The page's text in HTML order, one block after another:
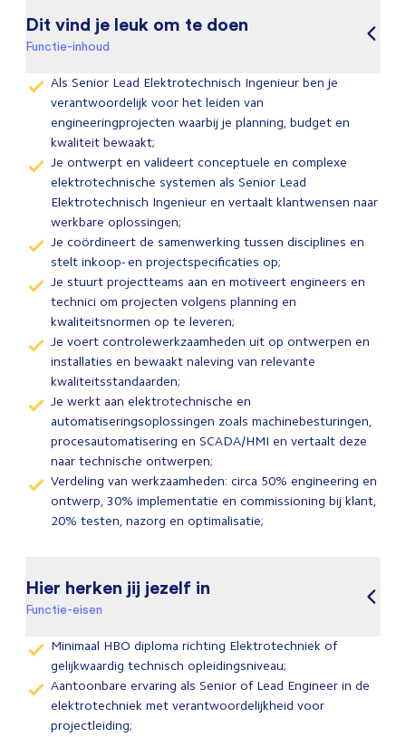
Dit vind je leuk om te doen
Functie-inhoud
Als Senior Lead Elektrotechnisch Ingenieur ben je
verantwoordelijk voor het leiden van
engineeringprojecten waarbij je planning, budget en
kwaliteit bewaakt;
Je ontwerpt en valideert conceptuele en complexe
elektrotechnische systemen als Senior Lead
Elektrotechnisch Ingenieur en vertaalt klantwensen naar
werkbare oplossingen;
Je coördineert de samenwerking tussen disciplines en
stelt inkoop- en projectspecificaties op;
Je stuurt projectteams aan en motiveert engineers en
technici om projecten volgens planning en
kwaliteitsnormen op te leveren;
Je voert controlewerkzaamheden uit op ontwerpen en
installaties en bewaakt naleving van relevante
kwaliteitsstandaarden;
Je werkt aan elektrotechnische en
automatiseringsoplossingen zoals machinebesturingen,
procesautomatisering en SCADA/HMI en vertaalt deze
naar technische ontwerpen;
Verdeling van werkzaamheden: circa 50% engineering en
ontwerp, 30% implementatie en commissioning bij klant,
20% testen, nazorg en optimalisatie;
Hier herken jij jezelf in
Functie-eisen
Minimaal HBO diploma richting Elektrotechniek of
gelijkwaardig technisch opleidingsniveau;
Aantoonbare ervaring als Senior of Lead Engineer in de
elektrotechniek met verantwoordelijkheid voor
projectleiding;